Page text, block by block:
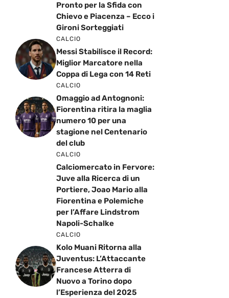
Pronto per la Sfida con
Chievo e Piacenza – Ecco i
Gironi Sorteggiati
CALCIO
Messi Stabilisce il Record:
Miglior Marcatore nella
Coppa di Lega con 14 Reti
CALCIO
Omaggio ad Antognoni:
Fiorentina ritira la maglia
numero 10 per una
stagione nel Centenario
del club
CALCIO
Calciomercato in Fervore:
Juve alla Ricerca di un
Portiere, Joao Mario alla
Fiorentina e Polemiche
per l’Affare Lindstrom
Napoli-Schalke
CALCIO
Kolo Muani Ritorna alla
Juventus: L’Attaccante
Francese Atterra di
Nuovo a Torino dopo
l’Esperienza del 2025